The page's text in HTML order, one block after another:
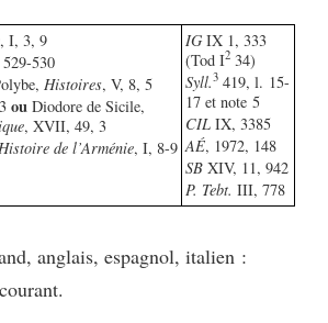
, I, 3, 9
530
Histoires, V, 8, 5
ou Diodore de Sicile,
, XVII, 49, 3
Histoire de l’Arménie, I, 8-9
IG IX 1, 333
(Tod I2 34)
Syll.3 419, l. 15-
17 et note 5
CIL IX, 3385
AÉ, 1972, 148
SB XIV, 11, 942
P. Tebt. III, 778
anglais, espagnol, italien :